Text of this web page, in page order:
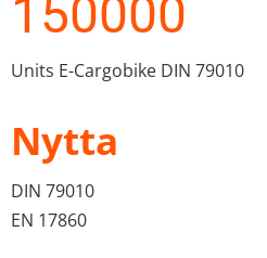
150000
Units E-Cargobike DIN 79010
Nytta
DIN 79010
EN 17860